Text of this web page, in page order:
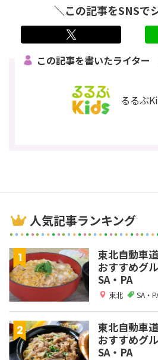
＼この記事をSNSで
この記事を書いたライター
るるぶ
人気記事ランキング
東北自動車
おすすめグ
SA・PA
東北 SA・
東北自動車
おすすめグ
SA・PA